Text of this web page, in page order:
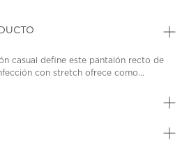
casual define este pantalón recto de
con stretch ofrece como...